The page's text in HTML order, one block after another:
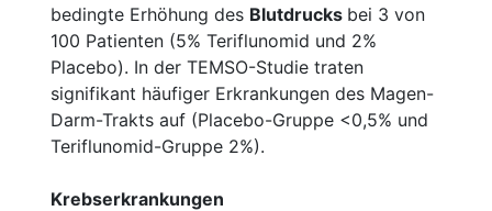
bedingte Erhöhung des Blutdrucks bei 3 von
100 Patienten (5% Teriflunomid und 2%
Placebo). In der TEMSO-Studie traten
signifikant häufiger Erkrankungen des Magen-
Darm-Trakts auf (Placebo-Gruppe <0,5% und
Teriflunomid-Gruppe 2%).
Krebserkrankungen